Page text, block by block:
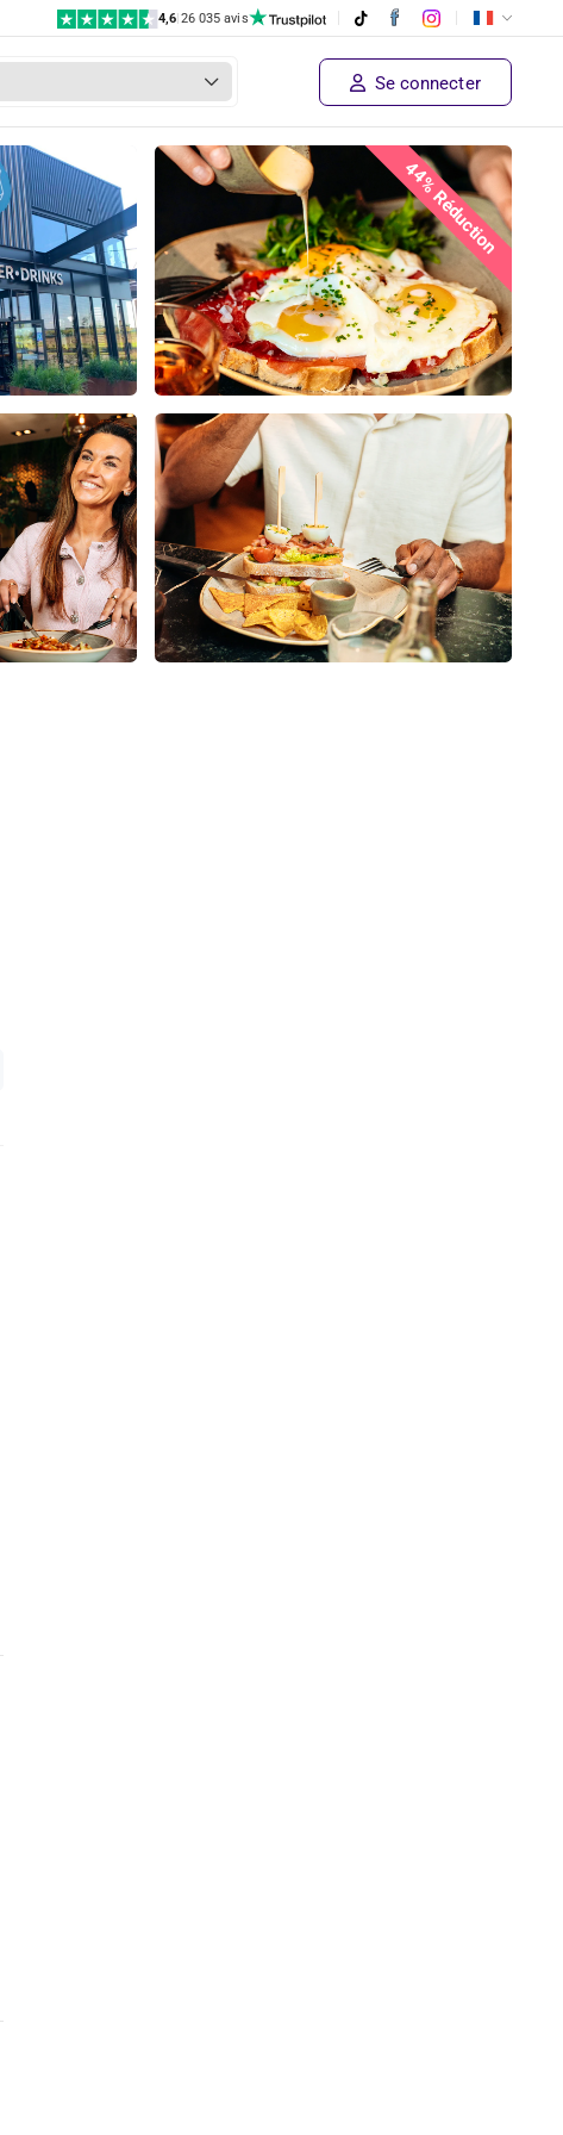
4,6|26 035 avis
Se connecter
44% Réduction
Prix ​​du fournisseur € 22,50
Complet!